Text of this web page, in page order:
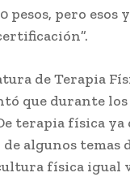
pero esos
de Terapia
que durante los
terapia física ya
algunos
física igual